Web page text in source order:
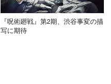
『呪術廻戦』第2期、渋谷事変の描
写に期待